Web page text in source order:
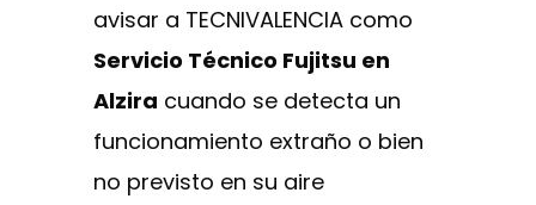
avisar a TECNIVALENCIA como
Servicio Técnico Fujitsu en
Alzira cuando se detecta un
funcionamiento extraño o bien
no previsto en su aire